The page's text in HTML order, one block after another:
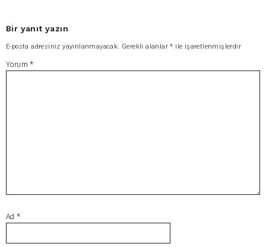
Bir yanıt yazın
E-posta adresiniz yayınlanmayacak. Gerekli alanlar* ile işaretlenmişlerdir
Yorum*
Ad*